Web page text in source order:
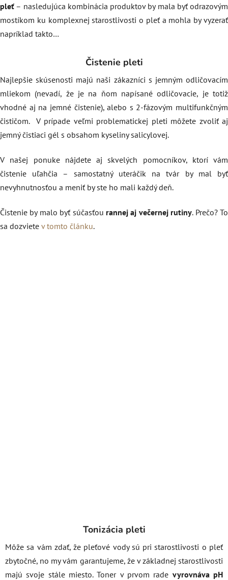
pleť – nasledujúca kombinácia produktov by mala byť odrazovým
mostíkom ku komplexnej starostlivosti o pleť a mohla by vyzerať
napríklad takto…
Čistenie pleti
Najlepšie skúsenosti majú naši zákazníci s jemným odličovacím
mliekom (nevadí, že je na ňom napísané odličovacie, je totiž
vhodné aj na jemné čistenie), alebo s 2-fázovým multifunkčným
čističom. V prípade veľmi problematickej pleti môžete zvoliť aj
jemný čistiaci gél s obsahom kyseliny salicylovej.
V našej ponuke nájdete aj skvelých pomocníkov, ktorí vám
čistenie uľahčia – samostatný uteráčik na tvár by mal byť
nevyhnutnosťou a meniť by ste ho mali každý deň.
Čistenie by malo byť súčasťou rannej aj večernej rutiny. Prečo? To
sa dozviete v tomto článku.
Tonizácia pleti
Môže sa vám zdať, že pleťové vody sú pri starostlivosti o pleť
zbytočné, no my vám garantujeme, že v základnej starostlivosti
majú svoje stále miesto. Toner v prvom rade vyrovnáva pH